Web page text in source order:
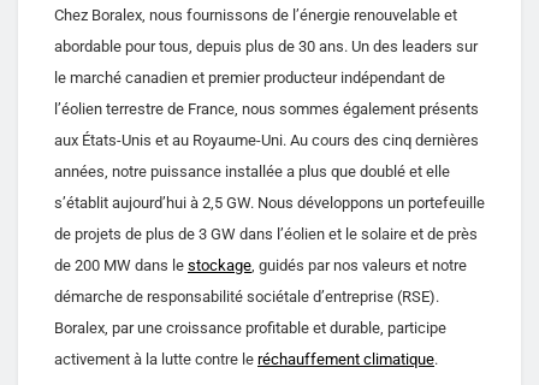
Chez Boralex, nous fournissons de l’énergie renouvelable et
abordable pour tous, depuis plus de 30 ans. Un des leaders sur
le marché canadien et premier producteur indépendant de
l’éolien terrestre de France, nous sommes également présents
aux États-Unis et au Royaume-Uni. Au cours des cinq dernières
années, notre puissance installée a plus que doublé et elle
s’établit aujourd’hui à 2,5 GW. Nous développons un portefeuille
de projets de plus de 3 GW dans l’éolien et le solaire et de près
de 200 MW dans le stockage , guidés par nos valeurs et notre
démarche de responsabilité sociétale d’entreprise (RSE).
Boralex, par une croissance profitable et durable, participe
activement à la lutte contre le réchauffement climatique.